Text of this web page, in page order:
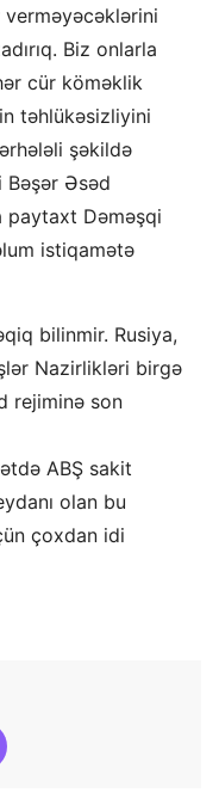
Biz onlarla
cür köməklik
təhlükəsizliyini
şəkildə
Bəşər Əsəd
paytaxt Dəməşqi
istiqamətə
bilinmir. Rusiya,
Nazirlikləri birgə
rejiminə son
ABŞ sakit
olan bu
çoxdan idi